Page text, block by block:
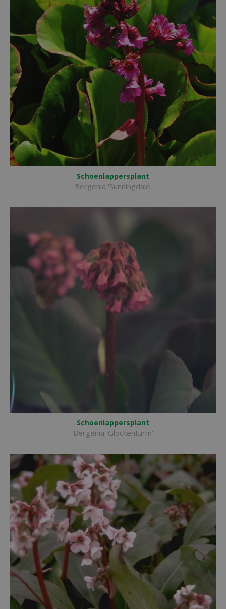
Schoenlappersplant
Bergenia 'Sunningdale'
Schoenlappersplant
Bergenia 'Glockenturm'